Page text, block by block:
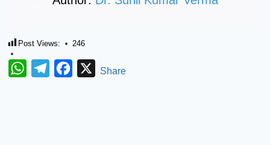
Post Views: 246
WhatsAppTelegramFacebook
XShare